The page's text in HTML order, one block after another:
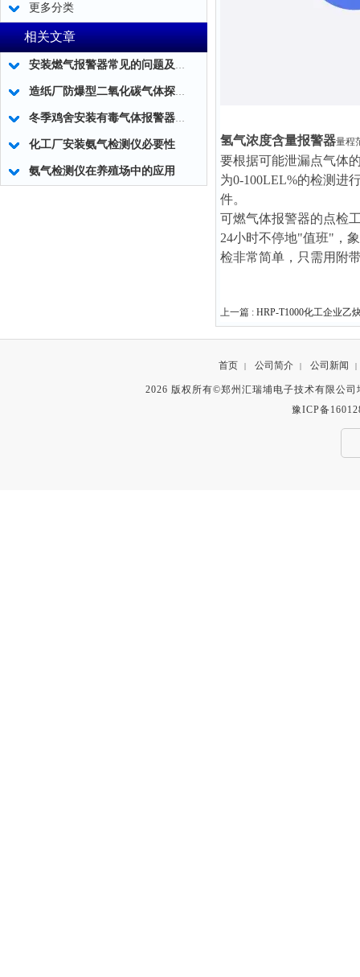
更多分类
相关文章
安装燃气报警器常见的问题及解决方法
造纸厂防爆型二氧化碳气体探测器
冬季鸡舍安装有毒气体报警器的必要性
化工厂安装氨气检测仪必要性
氨气检测仪在养殖场中的应用
氢气浓度含量报警器量程
要根据可能泄漏点气体
为0-100LEL%的检测进
件。
可燃气体报警器的点检
24小时不停地"值班"，
检非常简单，只需用附
上一篇 : HRP-T1000化工企业乙
首页 | 公司简介 | 公司新闻 |
2026 版权所有©郑州汇瑞埔电子技术有限公
豫ICP备